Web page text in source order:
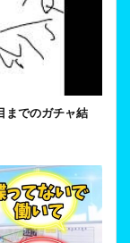
までのガチャ結